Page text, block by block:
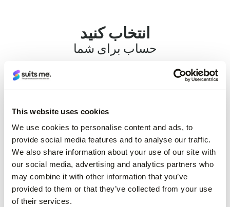
This website uses cookies
We use cookies to personalise content and ads, to
provide social media features and to analyse our traffic.
We also share information about your use of our site with
our social media, advertising and analytics partners who
may combine it with other information that you’ve
provided to them or that they’ve collected from your use
of their services.
انتخاب کنید
حساب برای شما
حق بیمه پلاس
۹.۹۷ پوند در ماه
کارت جامع ما سرشار از ارزش، به
علاوه خدمات VIP ما. جایگزین عالی
برای حساب بانکی در خیابان‌های